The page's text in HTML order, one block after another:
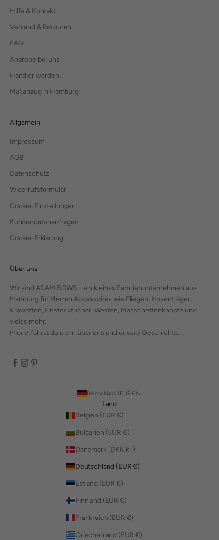
Hilfe & Kontakt
Versand & Retouren
FAQ
Anprobe bei uns
Händler werden
Maßanzug in Hamburg
Allgemein
Impressum
AGB
Datenschutz
Widerrufsformular
Cookie-Einstellungen
Kundendatenanfragen
Cookie-Erklärung
Über uns
Wir sind ADAM BOWS - ein kleines Familienunternehmen aus
Hamburg für Herren Accessoires wie Fliegen, Hosenträger,
Krawatten, Einstecktücher, Westen, Manschettenknöpfe und
vieles mehr.
Hier erfährst du mehr über uns und unsere Geschichte.
Deutschland (EUR €)
Land
Belgien (EUR €)
Bulgarien (EUR €)
Dänemark (DKK kr.)
Deutschland (EUR €)
Estland (EUR €)
Finnland (EUR €)
Frankreich (EUR €)
Griechenland (EUR €)